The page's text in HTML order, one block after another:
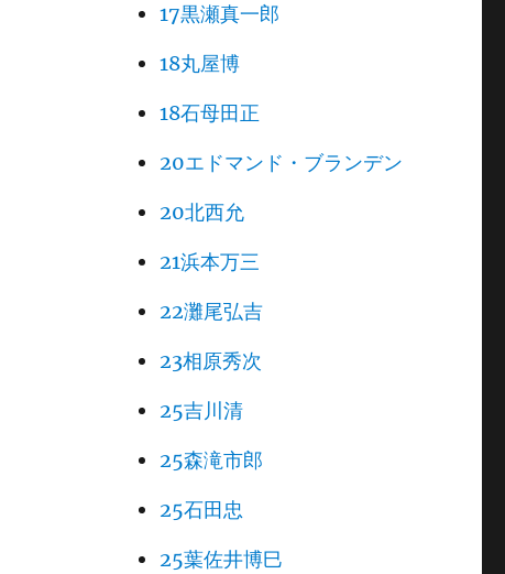
17黒瀬真一郎
18丸屋博
18石母田正
20エドマンド・ブランデン
20北西允
21浜本万三
22灘尾弘吉
23相原秀次
25吉川清
25森滝市郎
25石田忠
25葉佐井博巳